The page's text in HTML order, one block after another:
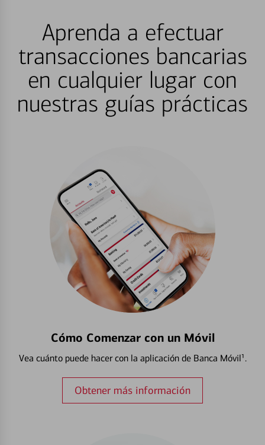
Aprenda a efectuar
transacciones bancarias
en cualquier lugar con
nuestras guías prácticas
Cómo Comenzar con un Móvil
Vea cuánto puede hacer con la aplicación de Banca Móvil¹.
Obtener más información